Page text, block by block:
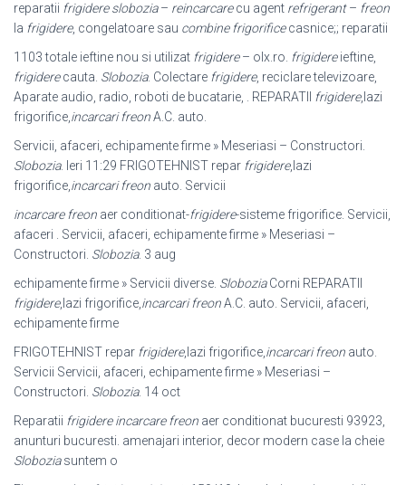
reparatii frigidere slobozia– reincarcarecu agent refrigerant– freon
la frigidere, congelatoare sau combine frigorificecasnice;; reparatii
1103 totale ieftine nou si utilizat frigidere– olx.ro. frigidereieftine,
frigiderecauta. Slobozia. Colectare frigidere, reciclare televizoare,
Aparate audio, radio, roboti de bucatarie, . REPARATII
frigidere,lazi
frigorifice, incarcari freonA.C. auto.
Servicii, afaceri, echipamente firme » Meseriasi – Constructori.
Slobozia. Ieri 11:29 FRIGOTEHNIST repar frigidere,lazi
frigorifice, incarcari freon auto. Servicii
incarcare freon aer conditionat-frigidere-sisteme frigorifice. Servicii,
afaceri . Servicii, afaceri, echipamente firme » Meseriasi –
Constructori. Slobozia. 3 aug
echipamente firme » Servicii diverse. SloboziaCorni REPARATII
frigidere, lazi frigorifice, incarcari freonA.C. auto. Servicii, afaceri,
echipamente firme
FRIGOTEHNIST repar frigidere,lazi frigorifice, incarcari freon auto.
Servicii Servicii, afaceri, echipamente firme » Meseriasi –
Constructori. Slobozia. 14 oct
Reparatii frigidere incarcare freon aer conditionat bucuresti 93923,
anunturi bucuresti. amenajari interior, decor modern case la cheie
Sloboziasuntem o